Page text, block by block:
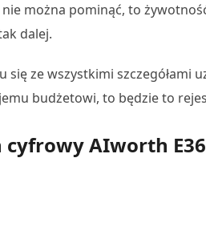
można pominąć, to
dalej.
się ze wszystkimi szczegółami
budżetowi, to będzie to
cyfrowy AIworth E36